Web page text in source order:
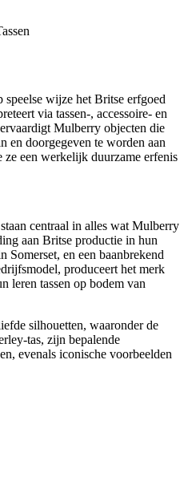
wijze het Britse erfgoed
via tassen-, accessoire- en
Mulberry objecten die
en doorgegeven te worden aan
ze een werkelijk duurzame erfenis
centraal in alles wat Mulberry
aan Britse productie in hun
Somerset, en een baanbrekend
produceert het merk
leren tassen op bodem van
silhouetten, waaronder de
tas, zijn bepalende
evenals iconische voorbeelden